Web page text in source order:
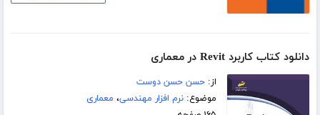
دانلود کتاب کاربرد Revit در معماری
از:حسن حسن دوست
موضوع:نرم افزار مهندسی، معماری